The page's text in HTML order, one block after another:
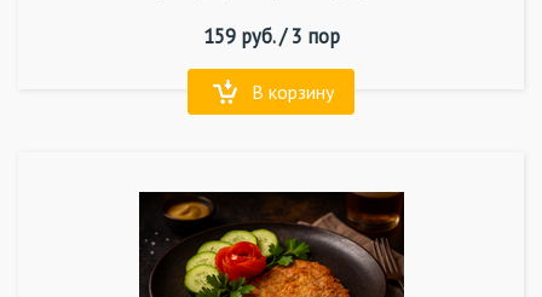
159руб. /3 пор
В корзину